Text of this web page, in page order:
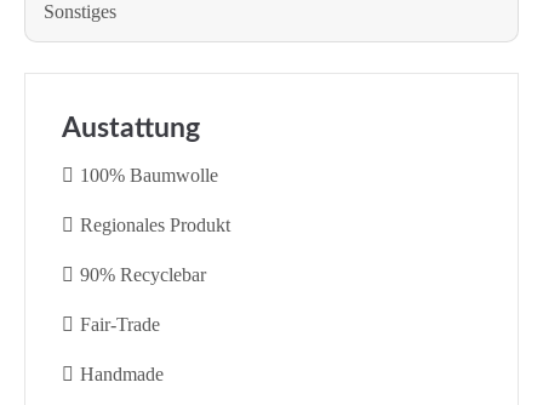
Sonstiges
Austattung
100% Baumwolle
Regionales Produkt
90% Recyclebar
Fair-Trade
Handmade